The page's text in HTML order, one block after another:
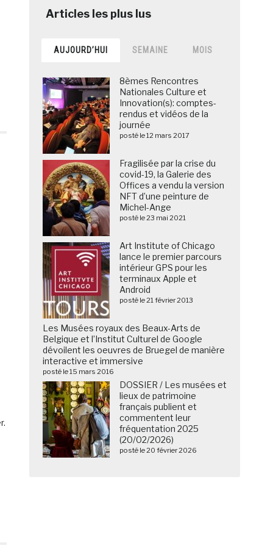
AUJOURD’HUI SEMAINE MOIS
8èmes Rencontres
Nationales Culture et
Innovation(s): comptes-
rendus et vidéos de la
journée
posté le 12 mars 2017
Fragilisée par la crise du
covid-19, la Galerie des
Offices a vendu la version
NFT d’une peinture de
Michel-Ange
posté le 23 mai 2021
Art Institute of Chicago
lance le premier parcours
intérieur GPS pour les
terminaux Apple et
Android
posté le 21 février 2013
Les Musées royaux des Beaux-Arts de
Belgique et l’Institut Culturel de Google
dévoilent les oeuvres de Bruegel de manière
interactive et immersive
posté le 15 mars 2016
DOSSIER / Les musées et
lieux de patrimoine
français publient et
commentent leur
fréquentation 2025
(20/02/2026)
posté le 20 février 2026